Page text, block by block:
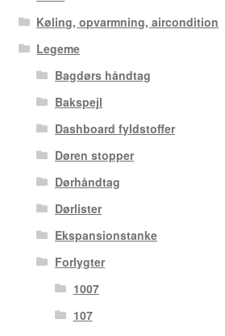
Køling, opvarmning, aircondition
Legeme
Bagdørs håndtag
Bakspejl
Dashboard fyldstoffer
Døren stopper
Dørhåndtag
Dørlister
Ekspansionstanke
Forlygter
1007
107